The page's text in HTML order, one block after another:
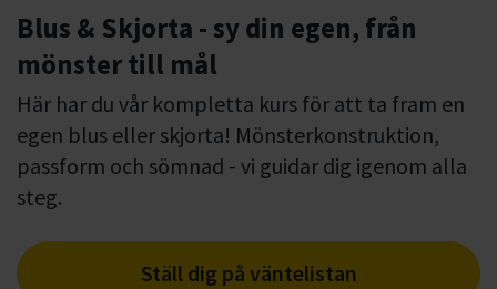
Blus & Skjorta - sy din egen, från
mönster till mål
Här har du vår kompletta kurs för att ta fram en
egen blus eller skjorta! Mönsterkonstruktion,
passform och sömnad - vi guidar dig igenom alla
steg.
Ställ dig på väntelistan